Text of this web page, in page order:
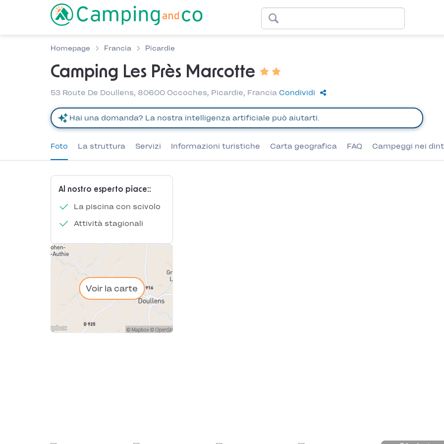
Homepage Francia Picardie
Camping Les Près Marcotte
53 Route De Doullens, 80600 Occoches, Picardie, Francia Condividi
Foto La struttura Servizi Informazioni turistiche Carta geografica FAQ Campeggi nei
Al nostro esperto piace::
La piscina con scivolo
Attività stagionali
Voir la carte